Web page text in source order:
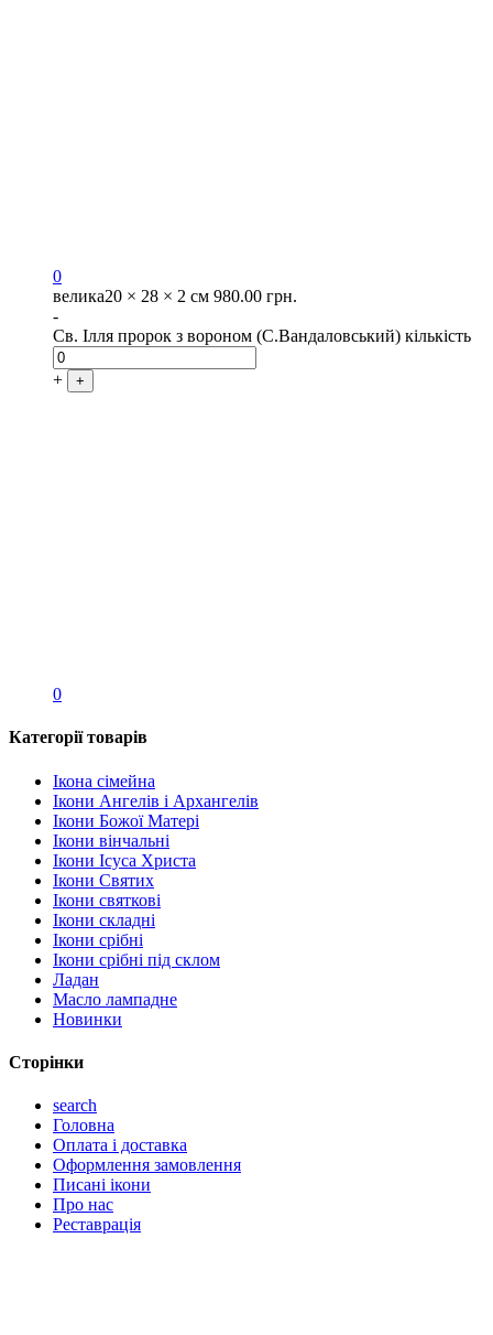
0
велика20 × 28 × 2 см 980.00 грн.
-
Св. Ілля пророк з вороном (С.Вандаловський) кількість
+ +
0
Категорії товарів
Ікона сімейна
Ікони Ангелів і Архангелів
Ікони Божої Матері
Ікони вінчальні
Ікони Ісуса Христа
Ікони Святих
Ікони святкові
Ікони складні
Ікони срібні
Ікони срібні під склом
Ладан
Масло лампадне
Новинки
Сторінки
search
Головна
Оплата і доставка
Оформлення замовлення
Писані ікони
Про нас
Реставрація